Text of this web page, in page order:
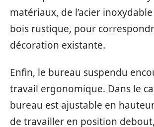
matériaux, de l’acier
bois rustique, pour
décoration existante.
Enfin, le bureau suspendu
travail ergonomique. Dans le
bureau est ajustable en
de travailler en position